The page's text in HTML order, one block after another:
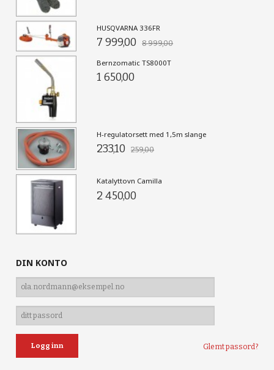
HUSQVARNA 336FR
7 999,00 8 999,00
Bernzomatic TS8000T
1 650,00
H-regulatorsett med 1,5m slange
233,10 259,00
Katalyttovn Camilla
2 450,00
DIN KONTO
Glemt passord?